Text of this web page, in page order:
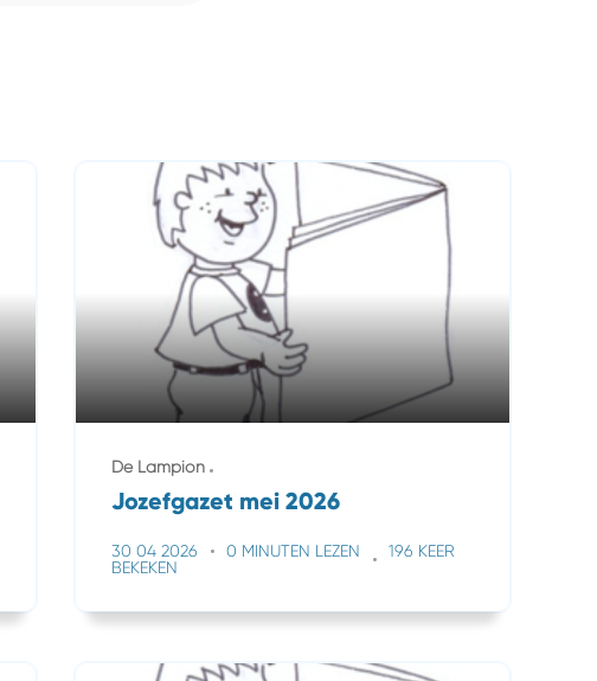
De Lampion
Jozefgazet mei 2026
30 04 2026 0 MINUTEN LEZEN
196 KEER
BEKEKEN